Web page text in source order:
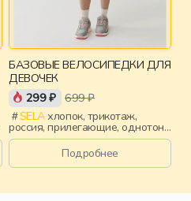
БАЗОВЫЕ ВЕЛОСИПЕДКИ ДЛЯ
ДЕВОЧЕК
299 ₽ 699 ₽
SELAхлопок, трикотаж,
россия, прилегающие, однотон,
пояс, эластичные,
повседневный, спорт, девочки,
Подробнее